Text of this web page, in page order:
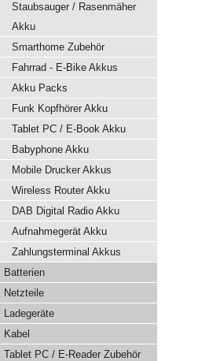
Staubsauger / Rasenmäher
Akku
Smarthome Zubehör
Fahrrad - E-Bike Akkus
Akku Packs
Funk Kopfhörer Akku
Tablet PC / E-Book Akku
Babyphone Akku
Mobile Drucker Akkus
Wireless Router Akku
DAB Digital Radio Akku
Aufnahmegerät Akku
Zahlungsterminal Akkus
Batterien
Netzteile
Ladegeräte
Kabel
Tablet PC / E-Reader Zubehör